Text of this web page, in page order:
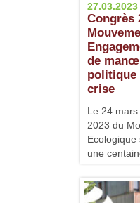
27.03.2023
Congrès
de
politique
crise
Le 24
2023 du
Ecologique
une